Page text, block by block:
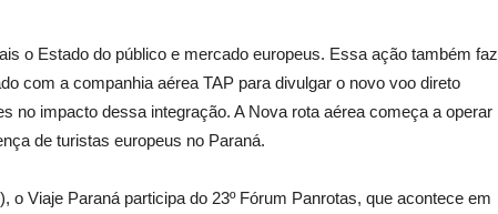
o Estado do público e mercado europeus. Essa ação também faz
com a companhia aérea TAP para divulgar o novo voo direto
no impacto dessa integração. A Nova rota aérea começa a operar
de turistas europeus no Paraná.
o Viaje Paraná participa do 23º Fórum Panrotas, que acontece em